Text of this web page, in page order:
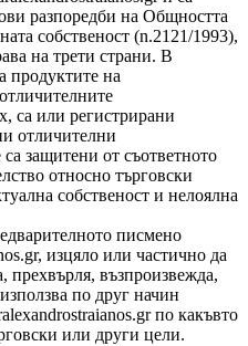
разпоредби на Общността
собственост (n.2121/1993),
на трети страни. В
продуктите на
са или регистрирани
отличителни
защитени от съответното
относно търговски
собственост и нелоялна
писмено
изцяло или частично да
прехвърля, възпроизвежда,
по друг начин
по какъвто
или други цели.